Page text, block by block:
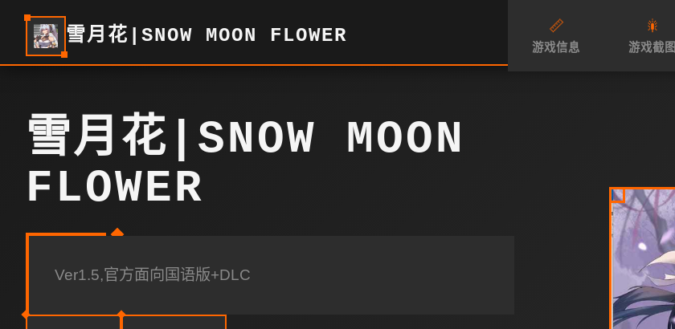
雪月花|SNOW MOON FLOWER 📏
游戏信息
🎇
游戏截图
雪月花|SNOW MOON
FLOWER
Ver1.5,官方面向国语版+DLC